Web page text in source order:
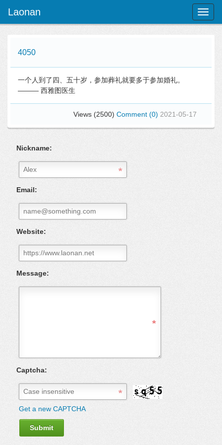
Laonan
4050
一个人到了四、五十岁，参加葬礼就要多于参加婚礼。
——— 西雅图医生
Views (2500) Comment (0) 2021-05-17
Nickname:
Email:
Website:
Message:
Captcha:
Get a new CAPTCHA
Submit